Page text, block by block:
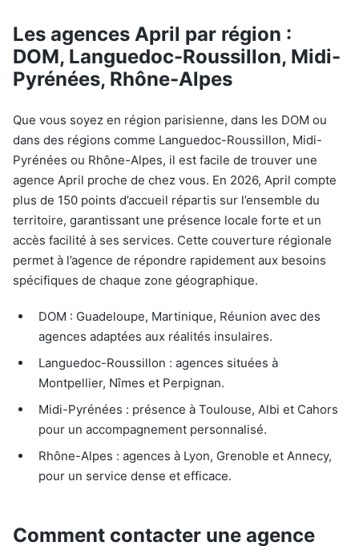
Les agences April par région :
DOM, Languedoc-Roussillon, Midi-
Pyrénées, Rhône-Alpes
Que vous soyez en région parisienne, dans les DOM ou
dans des régions comme Languedoc-Roussillon, Midi-
Pyrénées ou Rhône-Alpes, il est facile de trouver une
agence April proche de chez vous. En 2026, April compte
plus de 150 points d’accueil répartis sur l’ensemble du
territoire, garantissant une présence locale forte et un
accès facilité à ses services. Cette couverture régionale
permet à l’agence de répondre rapidement aux besoins
spécifiques de chaque zone géographique.
DOM : Guadeloupe, Martinique, Réunion avec des
agences adaptées aux réalités insulaires.
Languedoc-Roussillon : agences situées à
Montpellier, Nîmes et Perpignan.
Midi-Pyrénées : présence à Toulouse, Albi et Cahors
pour un accompagnement personnalisé.
Rhône-Alpes : agences à Lyon, Grenoble et Annecy,
pour un service dense et efficace.
Comment contacter une agence